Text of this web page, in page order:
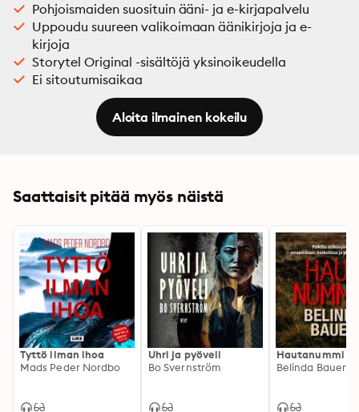
Pohjoismaiden suosituin ääni- ja e-kirjapalvelu
Uppoudu suureen valikoimaan äänikirjoja ja e-
kirjoja
Storytel Original -sisältöjä yksinoikeudella
Ei sitoutumisaikaa
Aloita ilmainen kokeilu
Saattaisit pitää myös näistä
Tyttö ilman ihoa
Mads Peder Nordbo
Uhri ja pyöveli
Bo Svernström
Hautanummi
Belinda Bauer